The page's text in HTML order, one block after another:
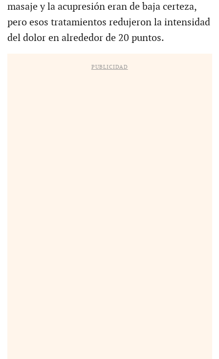
masaje y la acupresión eran de baja certeza,
pero esos tratamientos redujeron la intensidad
del dolor en alrededor de 20 puntos.
PUBLICIDAD